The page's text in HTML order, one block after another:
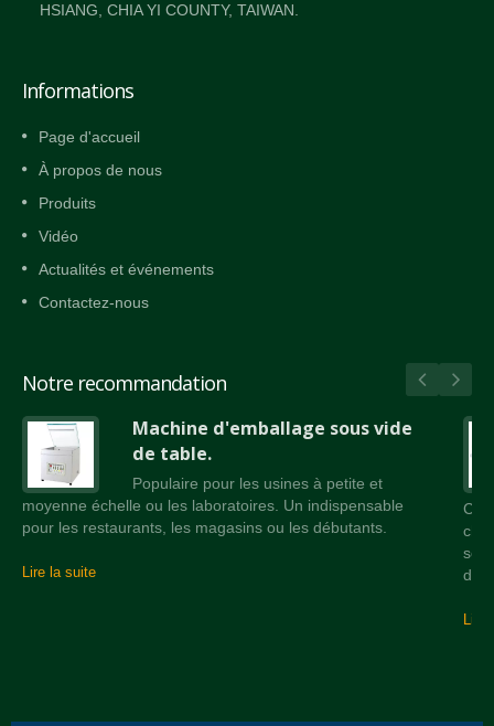
HSIANG, CHIA YI COUNTY, TAIWAN.
Informations
Page d'accueil
À propos de nous
Produits
Vidéo
Actualités et événements
Contactez-nous
Notre recommandation
Machine d'emballage sous vide
de table.
Populaire pour les usines à petite et
moyenne échelle ou les laboratoires. Un indispensable
pour les restaurants, les magasins ou les débutants.
Lire la suite
de
Lire